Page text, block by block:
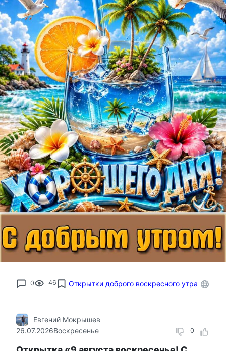
0 46 Открытки доброго воскресного утра
0
Евгений Мокрышев
26.07.2026Воскресенье